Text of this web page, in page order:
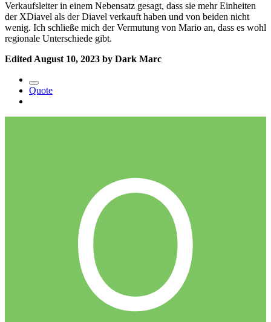
Verkaufsleiter in einem Nebensatz gesagt, dass sie mehr Einheiten
der XDiavel als der Diavel verkauft haben und von beiden nicht
wenig. Ich schließe mich der Vermutung von Mario an, dass es wohl
regionale Unterschiede gibt.
Edited August 10, 2023 by Dark Marc
Quote